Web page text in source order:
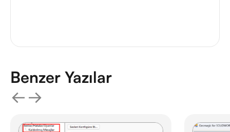
Benzer Yazılar